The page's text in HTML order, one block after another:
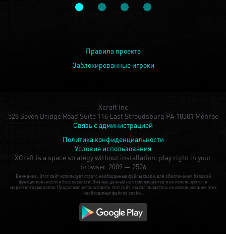
Правила проекта
Заблокированные игроки
Xcraft Inc
528 Seven Bridge Road Suite 116 East Stroudsburg PA 18301 Monroe
Связь с администрацией
Политика конфиденциальности
Условия использования
XCraft is a space strategy without installation: play right in your
browser. 2009 — 2526
Внимание: Этот сайт использует строго необходимые файлы cookie для обеспечения базовой
функциональности и безопасности. Личные данные не отслеживаются и не используются в
маркетинговых целях. Продолжая использовать этот сайт, вы соглашаетесь на использование этих
необходимых файлов cookie.